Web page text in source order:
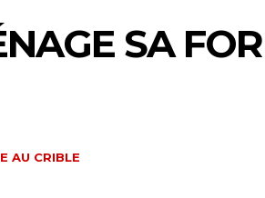
SA
AU CRIBLE